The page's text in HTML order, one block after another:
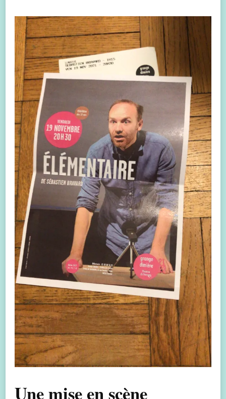
Une mise en scène